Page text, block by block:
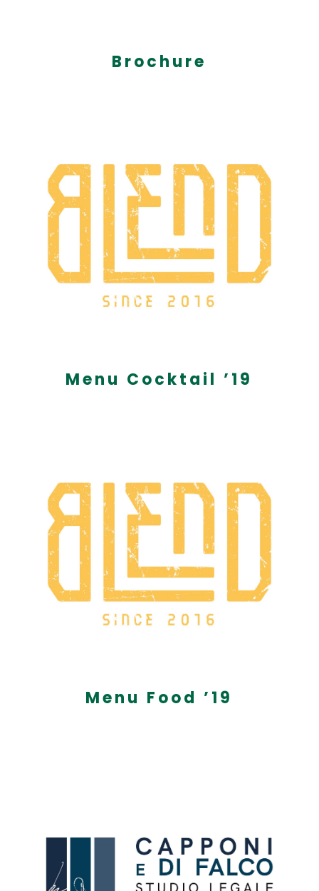
Brochure
Menu Cocktail ’19
Menu Food ’19